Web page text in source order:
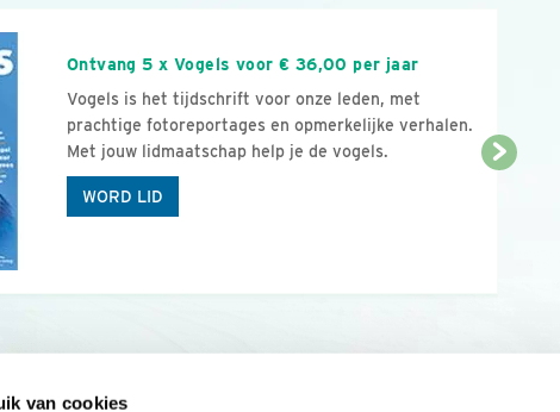
van cookies
Ontvang 5 x Vogels voor € 36,00 per jaar
Vogels is het tijdschrift voor onze leden, met
prachtige fotoreportages en opmerkelijke verhalen.
Met jouw lidmaatschap help je de vogels.
WORD LID